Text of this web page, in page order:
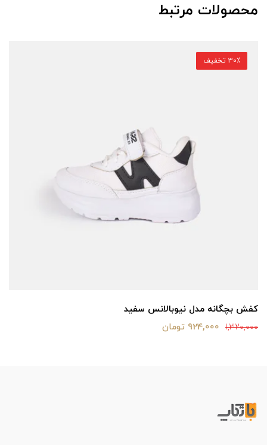
محصولات مرتبط
کفش بچگانه مدل نیوبالانس سفید
1,320,000 924,000 تومان
30٪ تخفیف